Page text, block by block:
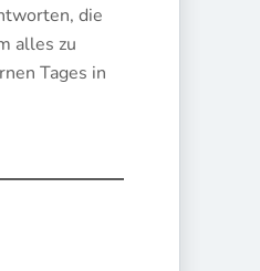
die
alles zu
Tages in